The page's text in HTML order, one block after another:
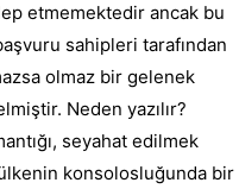
etmemektedir ancak bu
sahipleri tarafından
olmaz bir gelenek
Neden yazılır?
seyahat edilmek
konsolosluğunda bir